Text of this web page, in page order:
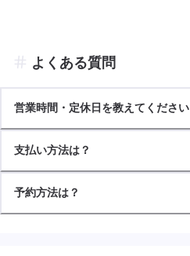
よくある質問
営業時間・定休日を教えてください
支払い方法は？
予約方法は？